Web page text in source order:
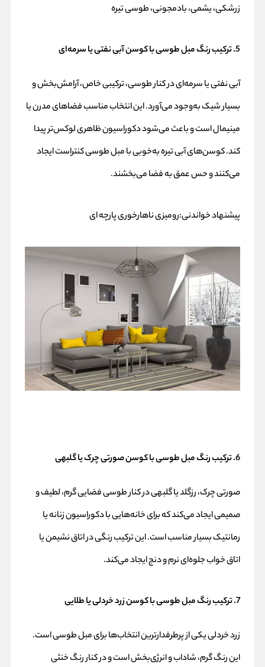
زرشکی، یشمی، بادمجونی، طوسی تیره
5. ترکیب رنگ مبل طوسی با کوسن آبی نفتی یا سرمه‌ای
آبی نفتی یا سرمه‌ای در کنار طوسی، ترکیبی خاص، آرامش‌بخش و
بسیار شیک به‌وجود می‌آورد. این انتخاب مناسب فضاهای مدرن یا
مینیمال است و باعث می‌شود دکوراسیون ظاهری لوکس‌تر پیدا
کند. کوسن‌های آبی تیره به‌خوبی با مبل طوسی کنتراست ایجاد
می‌کنند و حس عمق به فضا می‌بخشند.
پیشنهاد خواندنی:رومیزی ناهارخوری پارچه ای
6. ترکیب رنگ مبل طوسی با کوسن صورتی چرک یا گلبهی
صورتی چرک، رزگلد یا گلبهی در کنار طوسی فضایی گرم، لطیف و
صمیمی ایجاد می‌کند که برای خانه‌هایی با دکوراسیون زنانه یا
رمانتیک بسیار مناسب است. این ترکیب رنگی در اتاق نشیمن یا
اتاق خواب جلوه‌ای نرم و دنج ایجاد می‌کند.
7. ترکیب رنگ مبل طوسی با کوسن زرد خردلی یا طلایی
زرد خردلی یکی از پرطرفدارترین انتخاب‌ها برای مبل طوسی است.
این رنگ گرم، شاداب و انرژی‌بخش است و در کنار رنگ خنثی